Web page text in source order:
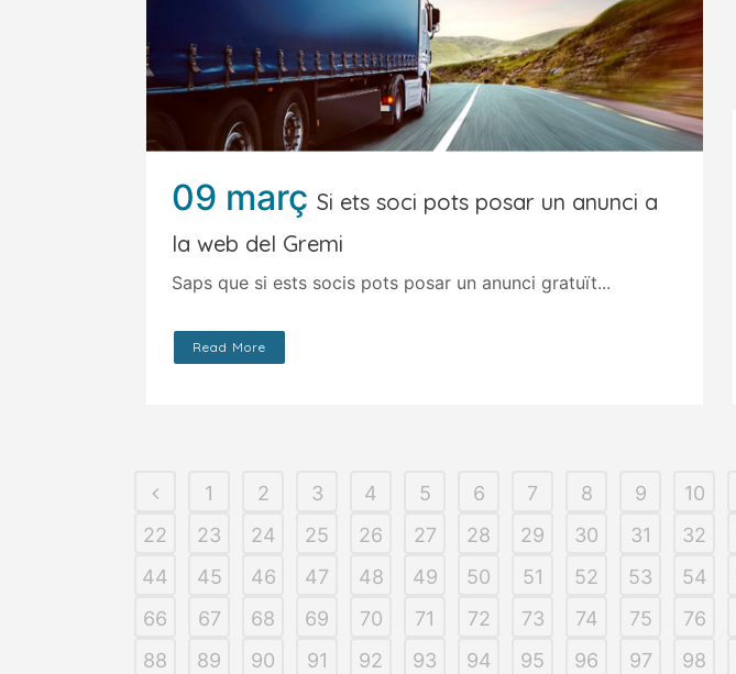
09 març Si ets soci pots posar un anunci a
la web del Gremi
Saps que si ests socis pots posar un anunci gratuït...
Read More
1 2 3 4 5 6 7 8 9 10
22
23 24 25 26 27 28 29 30 31 32
44
45 46 47 48 49 50 51 52 53 54
66
67 68 69 70 71 72 73 74 75 76
88
89 90 91 92 93 94 95 96 97 98